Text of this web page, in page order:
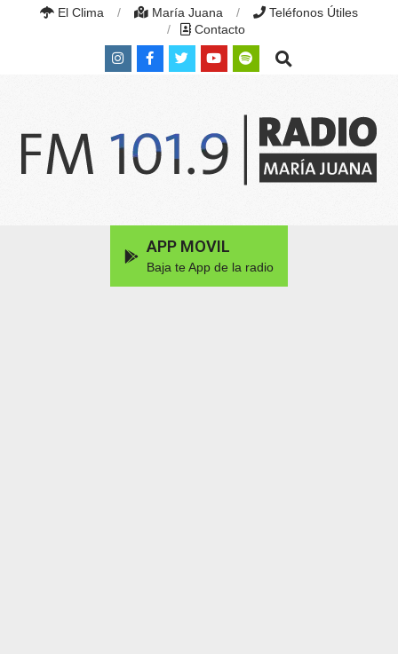
El Clima María Juana
Teléfonos Útiles
Contacto
Search
APP MOVIL
Baja te App de la radio